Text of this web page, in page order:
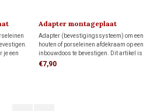
je een
voor
Adapter montageplaat
Adapter (bevestigingssysteem) om een
houten of porseleinen afdekraam op een
inbouwdoos te bevestigen. Dit artikel is
alleen nodig wanneer je een FONTINI-
€7,90